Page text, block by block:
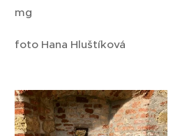
mg
foto Hana Hluštíková